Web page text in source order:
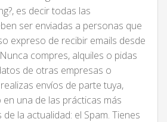
es decir todas las
ser enviadas a personas que
expreso de recibir emails desde
compres, alquiles o pidas
de otras empresas o
envíos de parte tuya,
una de las prácticas más
la actualidad: el Spam. Tienes